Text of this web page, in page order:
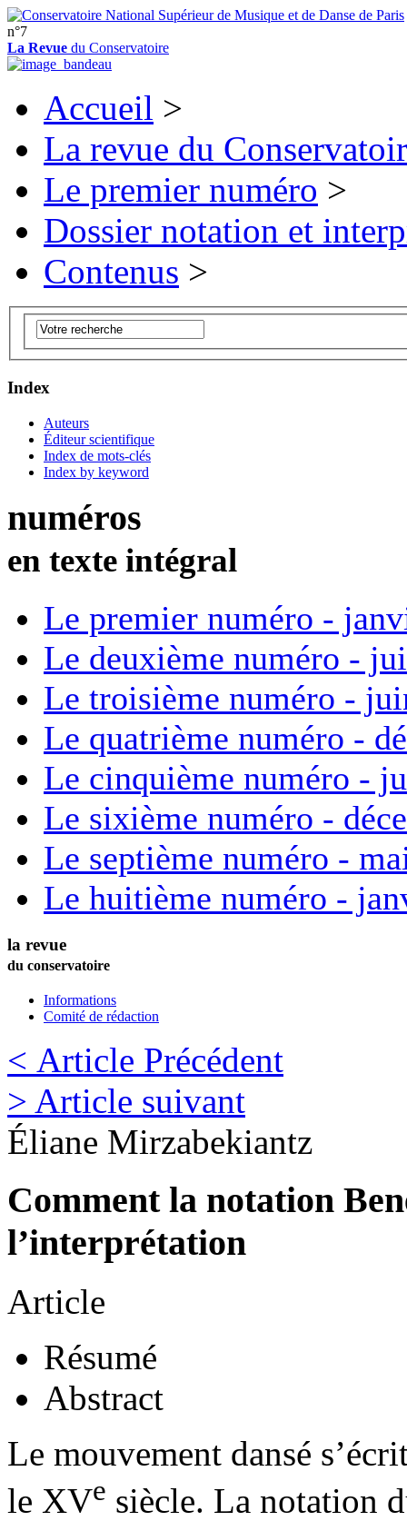
n°7
La Revue du Conservatoire
Accueil >
La revue du
Le premier numéro >
Dossier notation et
Contenus >
Index
Auteurs
Éditeur scientifique
Index de mots-clés
Index by keyword
numéros
en texte intégral
Le premier numéro -
Le deuxième numéro -
Le troisième numéro -
Le quatrième numéro -
Le cinquième numéro -
Le sixième numéro -
Le septième numéro -
Le huitième numéro -
la revue
du conservatoire
Informations
Comité de rédaction
< Article Précédent
> Article suivant
Éliane Mirzabekiantz
Comment la notation
l’interprétation
Article
Résumé
Abstract
Le mouvement dansé
le XVe siècle. La notation